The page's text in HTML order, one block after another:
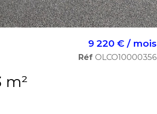
Bureaux 790.3 m²
9 220 € / mois
Réf OLCO10000356